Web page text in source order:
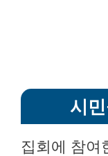
시
집회에 참여